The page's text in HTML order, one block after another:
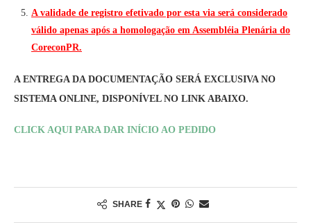
A validade de registro efetivado por esta via será considerado
válido apenas após a homologação em Assembléia Plenária do
CoreconPR.
A ENTREGA DA DOCUMENTAÇÃO SERÁ EXCLUSIVA NO
SISTEMA ONLINE, DISPONÍVEL NO LINK ABAIXO.
CLICK AQUI PARA DAR INÍCIO AO PEDIDO
SHARE